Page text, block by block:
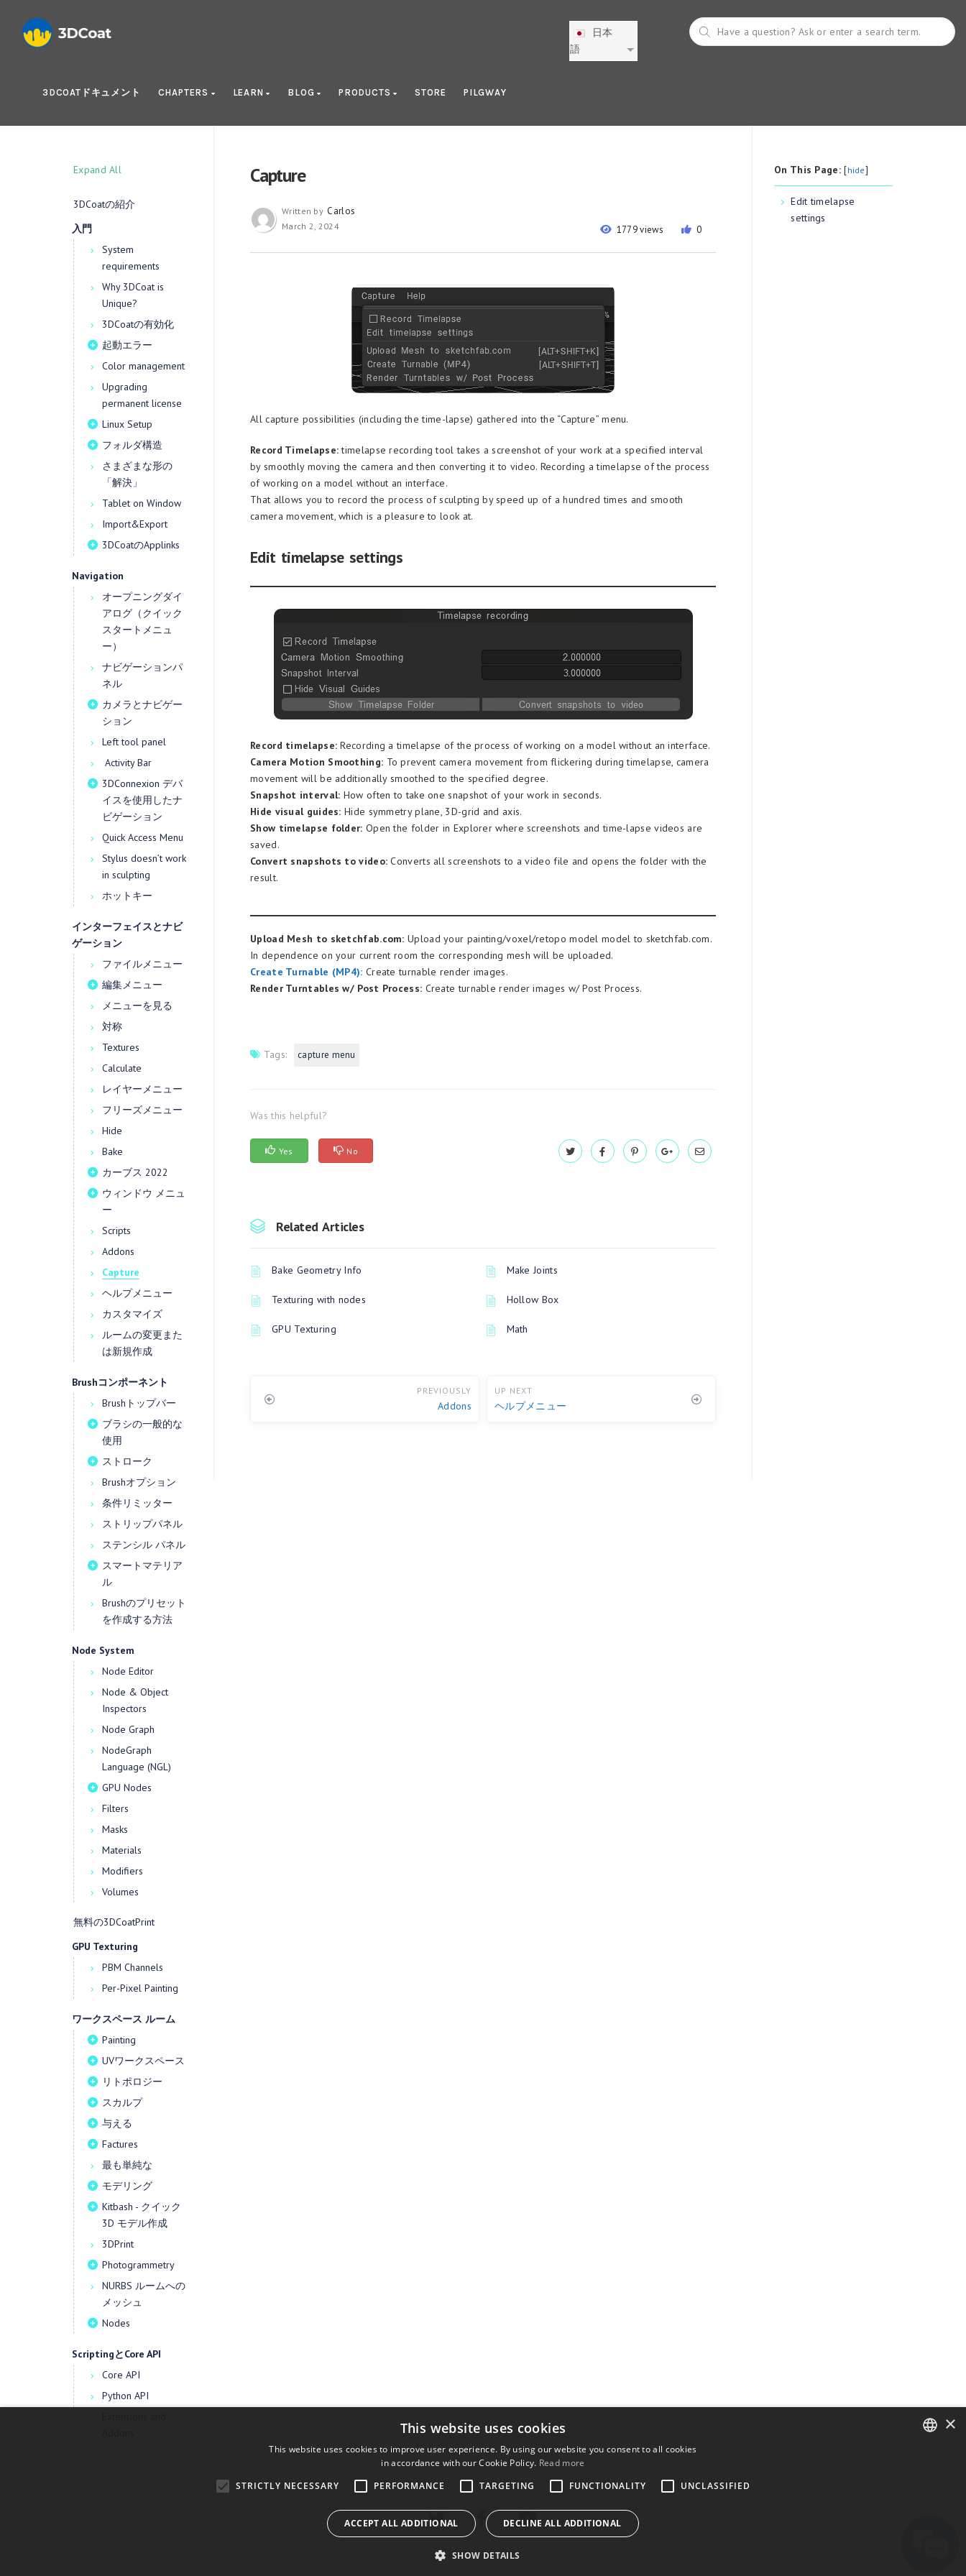
日本
語
3DCOATドキュメント CHAPTERS LEARN BLOG PRODUCTS STORE PILGWAY
Expand All
3DCoatの紹介
入門
System
requirements
Why 3DCoat is
Unique?
3DCoatの有効化
起動エラー
Color management
Upgrading
permanent license
Linux Setup
フォルダ構造
さまざまな形の
「解決」
Tablet on Window
Import&Export
3DCoatのApplinks
Navigation
オープニングダイ
アログ（クイック
スタートメニュ
ー）
ナビゲーションパ
ネル
カメラとナビゲー
ション
Left tool panel
Activity Bar
3DConnexion デバ
イスを使用したナ
ビゲーション
Quick Access Menu
Stylus doesn’t work
in sculpting
ホットキー
インターフェイスとナビ
ゲーション
ファイルメニュー
編集メニュー
メニューを見る
対称
Textures
Calculate
レイヤーメニュー
フリーズメニュー
Hide
Bake
カーブス 2022
ウィンドウ メニュ
ー
Scripts
Addons
Capture
ヘルプメニュー
カスタマイズ
ルームの変更また
は新規作成
Brushコンポーネント
Brushトップバー
ブラシの一般的な
使用
ストローク
Brushオプション
条件リミッター
ストリップパネル
ステンシル パネル
スマートマテリア
ル
Brushのプリセット
を作成する方法
Node System
Node Editor
Node & Object
Inspectors
Node Graph
NodeGraph
Language (NGL)
GPU Nodes
Filters
Masks
Materials
Modifiers
Volumes
無料の3DCoatPrint
GPU Texturing
PBM Channels
Per-Pixel Painting
ワークスペース ルーム
Painting
UVワークスペース
リトポロジー
スカルプ
与える
Factures
最も単純な
モデリング
Kitbash - クイック
3D モデル作成
3DPrint
Photogrammetry
NURBS ルームへの
メッシュ
Nodes
ScriptingとCore API
Core API
Python API
Capture
1779 views 0
Written by Carlos
March 2, 2024
All capture possibilities (including the time-lapse) gathered into the “Capture” menu.
Record Timelapse:timelapse recording tool takes a screenshot of your work at a specified interval
by smoothly moving the camera and then converting it to video. Recording a timelapse of the process
of working on a model without an interface.
That allows you to record the process of sculpting by speed up of a hundred times and smooth
camera movement, which is a pleasure to look at.
Edit timelapse settings
Record timelapse:Recording a timelapse of the process of working on a model without an interface.
Camera Motion Smoothing: To prevent camera movement from flickering during timelapse, camera
movement will be additionally smoothed to the specified degree.
Snapshot interval: How often to take one snapshot of your work in seconds.
Hide visual guides: Hide symmetry plane, 3D-grid and axis.
Show timelapse folder: Open the folder in Explorer where screenshots and time-lapse videos are
saved.
Convert snapshots to video: Converts all screenshots to a video file and opens the folder with the
result.
Upload Mesh to sketchfab.com: Upload your painting/voxel/retopo model model to sketchfab.com.
In dependence on your current room the corresponding mesh will be uploaded.
Create Turnable (MP4): Create turnable render images.
Render Turntables w/ Post Process: Create turnable render images w/ Post Process.
Tags: capture menu
Was this helpful?
Yes No
Related Articles
Bake Geometry Info Make Joints
Texturing with nodes Hollow Box
GPU Texturing Math
PREVIOUSLY
Addons
UP NEXT
ヘルプメニュー
On This Page:[hide]
Edit timelapse
settings
×
This website uses cookies
This website uses cookies to improve user experience. By using our website you consent to all cookies
in accordance with our Cookie Policy. Read more
STRICTLY NECESSARY
PERFORMANCE TARGETING FUNCTIONALITY UNCLASSIFIED
ACCEPT ALL ADDITIONAL DECLINE ALL ADDITIONAL
SHOW DETAILS